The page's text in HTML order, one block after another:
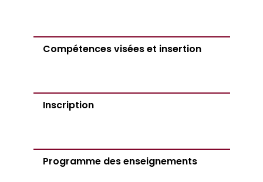
Compétences visées et insertion
Inscription
Programme des enseignements